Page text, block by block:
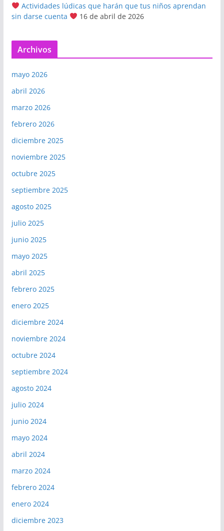
Actividades lúdicas que harán que tus niños aprendan
sin darse cuenta
16 de abril de 2026
Archivos
mayo 2026
abril 2026
marzo 2026
febrero 2026
diciembre 2025
noviembre 2025
octubre 2025
septiembre 2025
agosto 2025
julio 2025
junio 2025
mayo 2025
abril 2025
febrero 2025
enero 2025
diciembre 2024
noviembre 2024
octubre 2024
septiembre 2024
agosto 2024
julio 2024
junio 2024
mayo 2024
abril 2024
marzo 2024
febrero 2024
enero 2024
diciembre 2023